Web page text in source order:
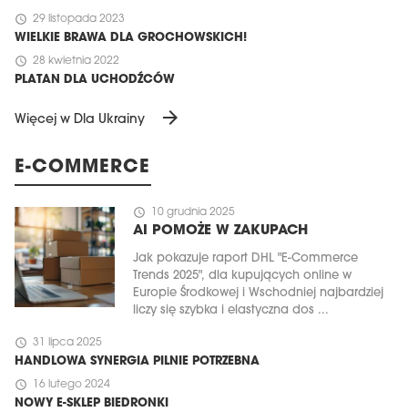
schedule 29 listopada 2023
WIELKIE BRAWA DLA GROCHOWSKICH!
schedule 28 kwietnia 2022
PLATAN DLA UCHODŹCÓW
Więcej w Dla Ukrainy arrow_forward
E-COMMERCE
schedule 10 grudnia 2025
AI POMOŻE W ZAKUPACH
Jak pokazuje raport DHL "E-Commerce
Trends 2025", dla kupujących online w
Europie Środkowej i Wschodniej najbardziej
liczy się szybka i elastyczna dos ...
schedule 31 lipca 2025
HANDLOWA SYNERGIA PILNIE POTRZEBNA
schedule 16 lutego 2024
NOWY E-SKLEP BIEDRONKI